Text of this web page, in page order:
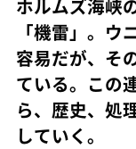
ホルムズ海峡
「機雷」。
容易だが、そ
ている。この
ら、歴史、処
していく。